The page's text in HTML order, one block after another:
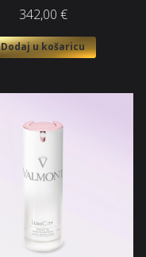
342,00 €
Dodaj u košaricu